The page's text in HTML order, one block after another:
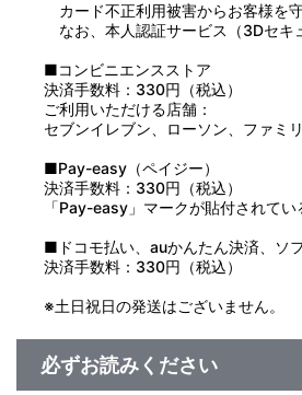
カード不正利用被害からお客様を
なお、本人認証サービス（3Dセキ
■コンビニエンスストア
決済手数料：330円（税込）
ご利用いただける店舗：
セブンイレブン、ローソン、ファミ
■Pay-easy（ペイジー）
決済手数料：330円（税込）
「Pay-easy」マークが貼付されて
■ドコモ払い、auかんたん決済、ソ
決済手数料：330円（税込）
※土日祝日の発送はございません。
必ずお読みください